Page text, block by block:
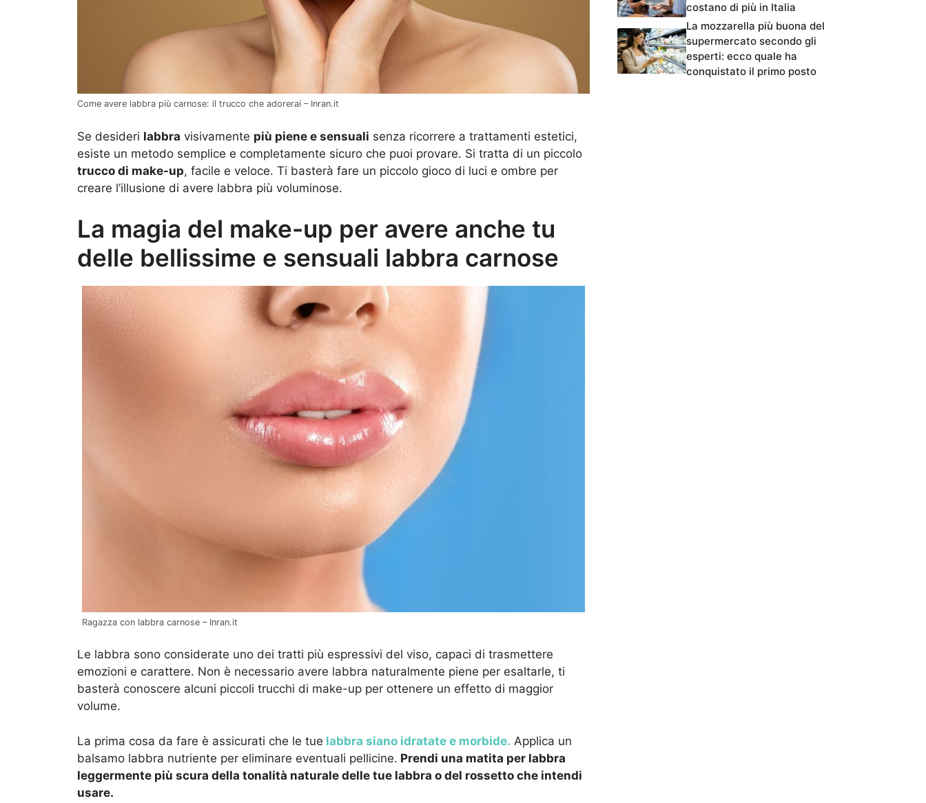
Come avere labbra più carnose: il trucco che adorerai – Inran.it
Se desideri labbra visivamente più piene e sensuali senza ricorrere a trattamenti estetici,
esiste un metodo semplice e completamente sicuro che puoi provare. Si tratta di un piccolo
trucco di make-up, facile e veloce. Ti basterà fare un piccolo gioco di luci e ombre per
creare l’illusione di avere labbra più voluminose.
La magia del make-up per avere anche tu
delle bellissime e sensuali labbra carnose
Ragazza con labbra carnose – Inran.it
Le labbra sono considerate uno dei tratti più espressivi del viso, capaci di trasmettere
emozioni e carattere. Non è necessario avere labbra naturalmente piene per esaltarle, ti
basterà conoscere alcuni piccoli trucchi di make-up per ottenere un effetto di maggior
volume.
La prima cosa da fare è assicurati che le tue labbra siano idratate e morbide. Applica un
balsamo labbra nutriente per eliminare eventuali pellicine. Prendi una matita per labbra
leggermente più scura della tonalità naturale delle tue labbra o del rossetto che intendi
usare.
costano di più in Italia
La mozzarella più buona del
supermercato secondo gli
esperti: ecco quale ha
conquistato il primo posto